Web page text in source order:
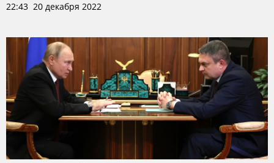
22:43 20 декабря 2022